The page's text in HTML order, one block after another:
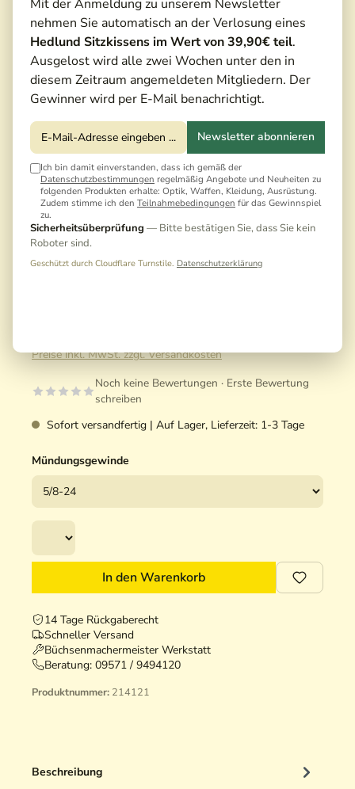
Mit der Anmeldung zu unserem Newsletter
nehmen Sie automatisch an der Verlosung eines
Hedlund Sitzkissens im Wert von 39,90€ teil.
Ausgelost wird alle zwei Wochen unter den in
diesem Zeitraum angemeldeten Mitgliedern. Der
Gewinner wird per E-Mail benachrichtigt.
Newsletter abonnieren
Ich bin damit einverstanden, dass ich gemäß der
Datenschutzbestimmungen regelmäßig Angebote und Neuheiten zu
folgenden Produkten erhalte: Optik, Waffen, Kleidung, Ausrüstung.
Zudem stimme ich den Teilnahmebedingungen für das Gewinnspiel
zu.
Sicherheitsüberprüfung — Bitte bestätigen Sie, dass Sie kein
Roboter sind.
Geschützt durch Cloudflare Turnstile. Datenschutzerklärung
Preise inkl. MwSt. zzgl. Versandkosten
Noch keine Bewertungen · Erste Bewertung
schreiben
Sofort versandfertig | Auf Lager, Lieferzeit: 1-3 Tage
Mündungsgewinde
In den Warenkorb
14 Tage Rückgaberecht
Schneller Versand
Büchsenmachermeister Werkstatt
Beratung: 09571 / 9494120
Produktnummer: 214121
Beschreibung